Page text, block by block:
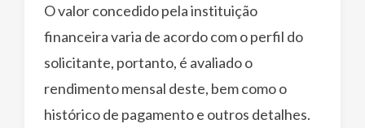
O valor concedido pela instituição
financeira varia de acordo com o perfil do
solicitante, portanto, é avaliado o
rendimento mensal deste, bem como o
histórico de pagamento e outros detalhes.